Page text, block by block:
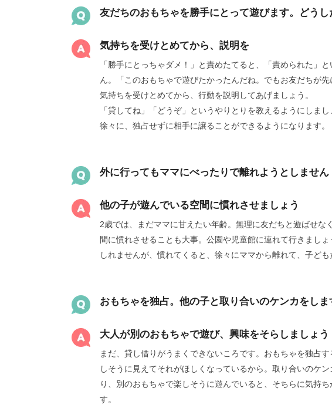
友だちのおもちゃを勝手にとって遊びます。どうし
気持ちを受けとめてから、説明を
「勝手にとっちゃダメ！」と責めたてると、「責められた」
ん。「このおもちゃで遊びたかったんだね。でもお友だちが
気持ちを受けとめてから、行動を説明してあげましょう。
「貸してね」「どうぞ」というやりとりを教えるようにしま
徐々に、独占せずに相手に譲ることができるようになります。
外に行ってもママにべったりで離れようとしません
他の子が遊んでいる空間に慣れさせましょう
2歳では、まだママに甘えたい年齢。無理に友だちと遊ばせな
間に慣れさせることも大事。公園や児童館に連れて行きまし
しれませんが、慣れてくると、徐々にママから離れて、子ども
おもちゃを独占。他の子と取り合いのケンカをしま
大人が別のおもちゃで遊び、興味をそらしましょう
まだ、貸し借りがうまくできないころです。おもちゃを独占
しそうに見えてそれがほしくなっているから。取り合いのケ
り、別のおもちゃで楽しそうに遊んでいると、そちらに気持
す。